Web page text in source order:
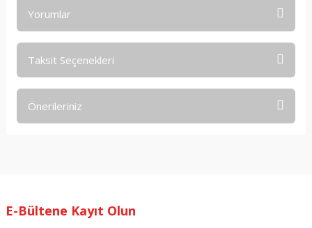
Yorumlar
Taksit Seçenekleri
Önerileriniz
Ürün resmi kalitesiz, bozuk veya görüntülenemiyor.
E-Bültene Kayıt Olun